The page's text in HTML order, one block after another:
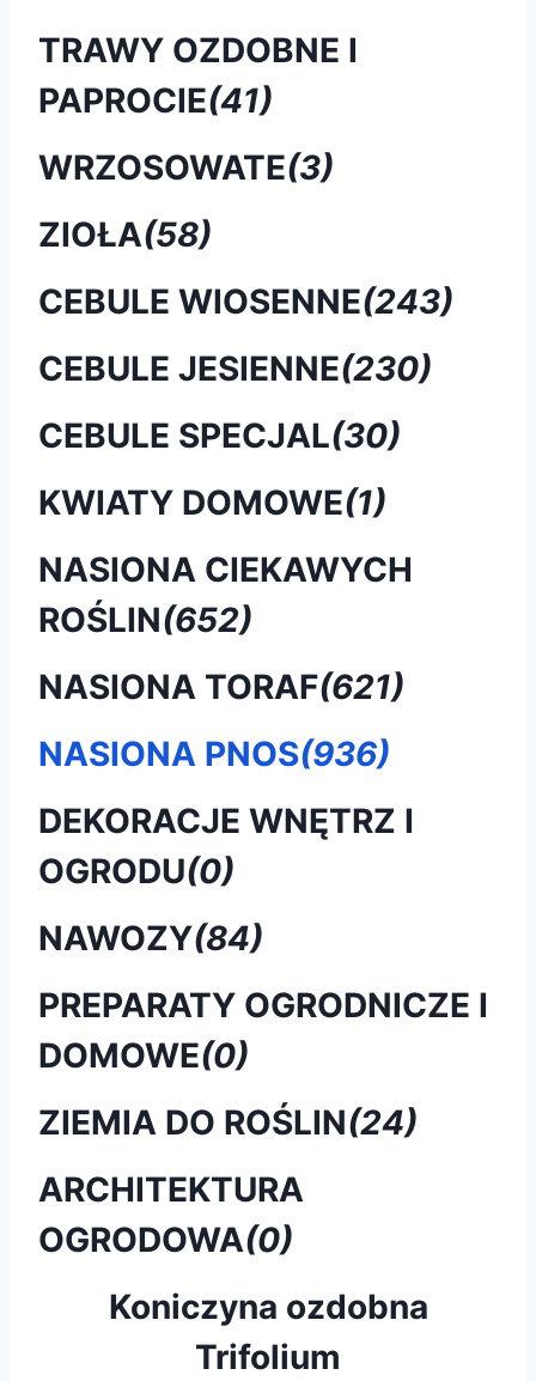
TRAWY OZDOBNE I
PAPROCIE(41)
WRZOSOWATE(3)
ZIOŁA(58)
CEBULE WIOSENNE(243)
CEBULE JESIENNE(230)
CEBULE SPECJAL(30)
KWIATY DOMOWE(1)
NASIONA CIEKAWYCH
ROŚLIN(652)
NASIONA TORAF(621)
NASIONA PNOS(936)
DEKORACJE WNĘTRZ I
OGRODU(0)
NAWOZY(84)
PREPARATY OGRODNICZE I
DOMOWE(0)
ZIEMIA DO ROŚLIN(24)
ARCHITEKTURA
OGRODOWA(0)
Koniczyna ozdobna
Trifolium